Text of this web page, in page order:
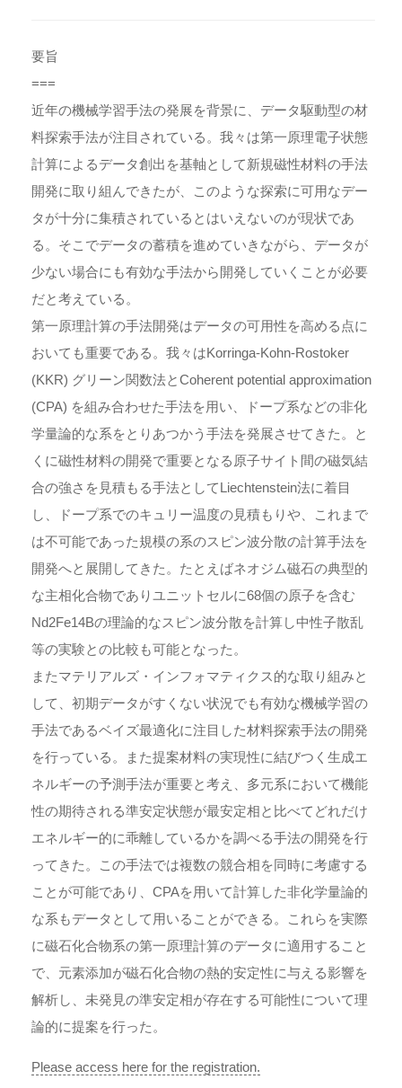
要旨
===
近年の機械学習手法の発展を背景に、データ駆動型の材
料探索手法が注目されている。我々は第一原理電子状態
計算によるデータ創出を基軸として新規磁性材料の手法
開発に取り組んできたが、このような探索に可用なデー
タが十分に集積されているとはいえないのが現状であ
る。そこでデータの蓄積を進めていきながら、データが
少ない場合にも有効な手法から開発していくことが必要
だと考えている。
第一原理計算の手法開発はデータの可用性を高める点に
おいても重要である。我々はKorringa-Kohn-Rostoker
(KKR) グリーン関数法とCoherent potential approximation
(CPA) を組み合わせた手法を用い、ドープ系などの非化
学量論的な系をとりあつかう手法を発展させてきた。と
くに磁性材料の開発で重要となる原子サイト間の磁気結
合の強さを見積もる手法としてLiechtenstein法に着目
し、ドープ系でのキュリー温度の見積もりや、これまで
は不可能であった規模の系のスピン波分散の計算手法を
開発へと展開してきた。たとえばネオジム磁石の典型的
な主相化合物でありユニットセルに68個の原子を含む
Nd2Fe14Bの理論的なスピン波分散を計算し中性子散乱
等の実験との比較も可能となった。
またマテリアルズ・インフォマティクス的な取り組みと
して、初期データがすくない状況でも有効な機械学習の
手法であるベイズ最適化に注目した材料探索手法の開発
を行っている。また提案材料の実現性に結びつく生成エ
ネルギーの予測手法が重要と考え、多元系において機能
性の期待される準安定状態が最安定相と比べてどれだけ
エネルギー的に乖離しているかを調べる手法の開発を行
ってきた。この手法では複数の競合相を同時に考慮する
ことが可能であり、CPAを用いて計算した非化学量論的
な系もデータとして用いることができる。これらを実際
に磁石化合物系の第一原理計算のデータに適用すること
で、元素添加が磁石化合物の熱的安定性に与える影響を
解析し、未発見の準安定相が存在する可能性について理
論的に提案を行った。
Please access here for the registration.